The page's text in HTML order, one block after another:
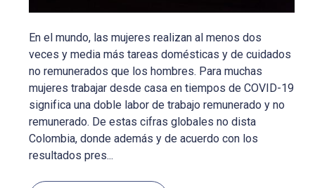
En el mundo, las mujeres realizan al menos dos
veces y media más tareas domésticas y de cuidados
no remunerados que los hombres. Para muchas
mujeres trabajar desde casa en tiempos de COVID-19
significa una doble labor de trabajo remunerado y no
remunerado. De estas cifras globales no dista
Colombia, donde además y de acuerdo con los
resultados pres...